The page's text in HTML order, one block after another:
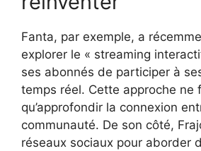
Fanta, par exemple, a
explorer le « streaming
ses abonnés de participer à
temps réel. Cette approche ne
qu’approfondir la connexion
communauté. De son côté,
réseaux sociaux pour aborder